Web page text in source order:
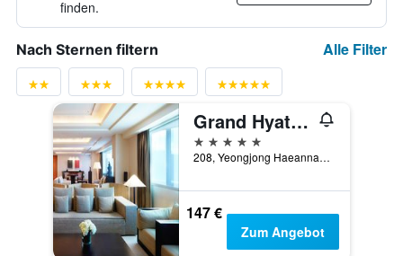
finden.
Nach Sternen filtern Alle Filter
Grand Hyatt Incheon
5 Sterne
208, Yeongjong Haeannam-ro 321beon-gil, Jung-Gu, Incheon, Südkorea
147 €
Zum Angebot